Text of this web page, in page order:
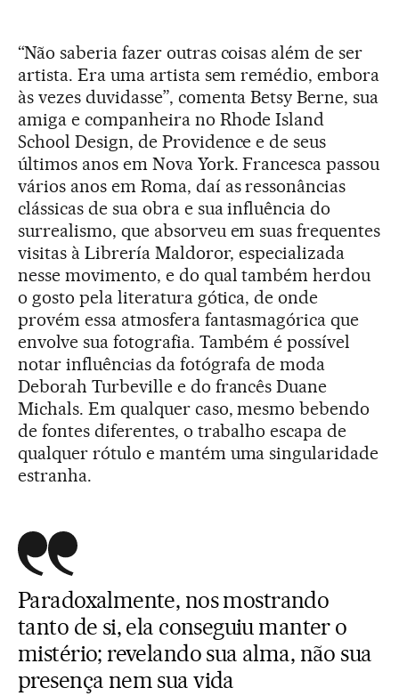
“Não saberia fazer outras coisas além de ser
artista. Era uma artista sem remédio, embora
às vezes duvidasse”, comenta Betsy Berne, sua
amiga e companheira no Rhode Island
School Design, de Providence e de seus
últimos anos em Nova York. Francesca passou
vários anos em Roma, daí as ressonâncias
clássicas de sua obra e sua influência do
surrealismo, que absorveu em suas frequentes
visitas à Librería Maldoror, especializada
nesse movimento, e do qual também herdou
o gosto pela literatura gótica, de onde
provém essa atmosfera fantasmagórica que
envolve sua fotografia. Também é possível
notar influências da fotógrafa de moda
Deborah Turbeville e do francês Duane
Michals. Em qualquer caso, mesmo bebendo
de fontes diferentes, o trabalho escapa de
qualquer rótulo e mantém uma singularidade
estranha.
Paradoxalmente, nos mostrando
tanto de si, ela conseguiu manter o
mistério; revelando sua alma, não sua
presença nem sua vida